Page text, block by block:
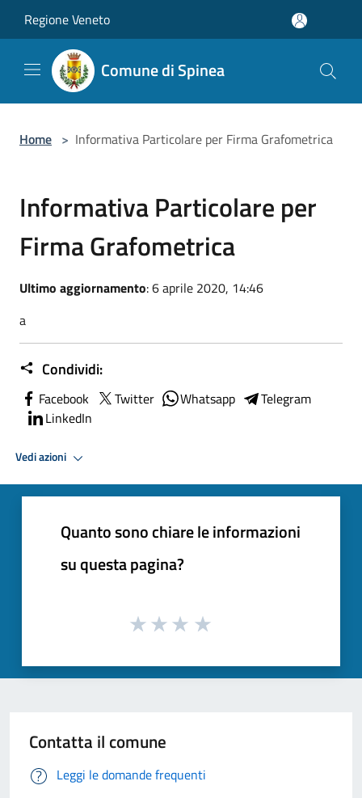
Regione Veneto
Comune di Spinea
Home > Informativa Particolare per Firma Grafometrica
Informativa Particolare per
Firma Grafometrica
Ultimo aggiornamento: 6 aprile 2020, 14:46
a
Condividi:
Facebook Twitter Whatsapp
Telegram
LinkedIn
Vedi azioni
Quanto sono chiare le informazioni
su questa pagina?
Contatta il comune
Leggi le domande frequenti